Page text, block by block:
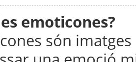
emoticones?
són